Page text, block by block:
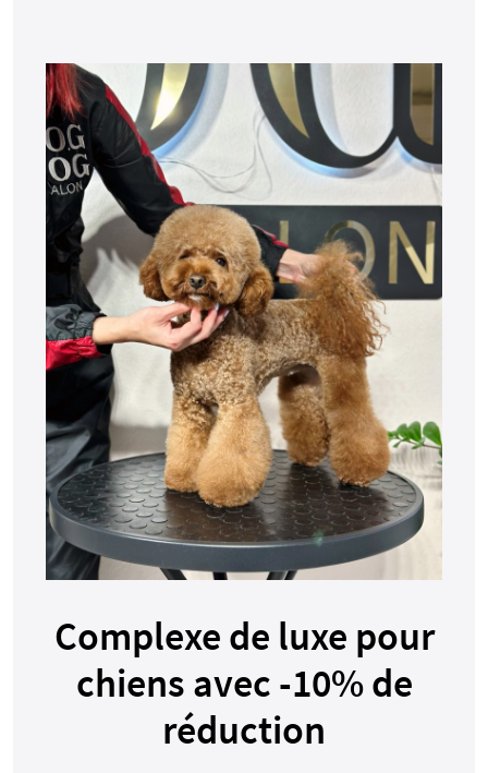
Complexe de luxe pour
chiens avec -10% de
réduction